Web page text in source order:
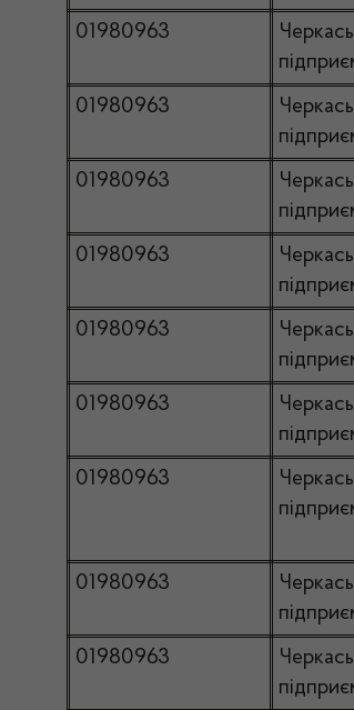
01980963
01980963
01980963
01980963
01980963
01980963
01980963
01980963
01980963